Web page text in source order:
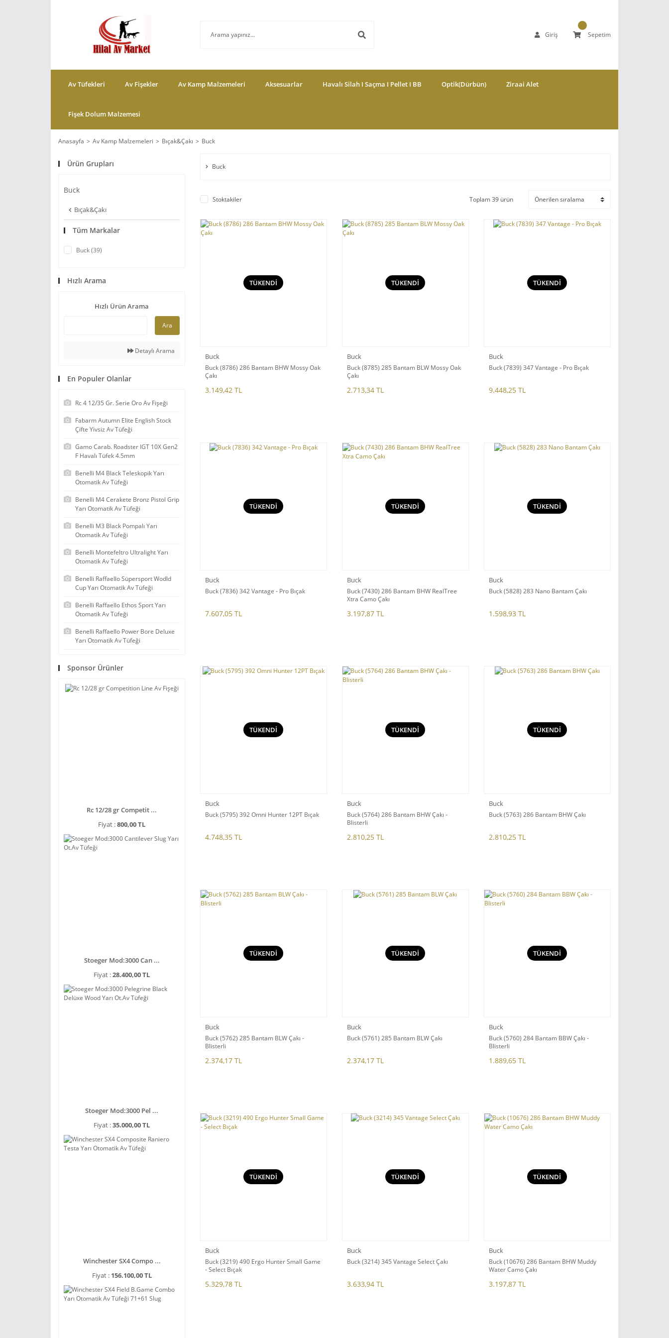
Giriş Sepetim
Av Tüfekleri Av Fişekler Av Kamp Malzemeleri Aksesuarlar Havalı Silah I Saçma I Pellet I BB Optik(Dürbün) Ziraai Alet
Fişek Dolum Malzemesi
Anasayfa Av Kamp Malzemeleri Bıçak&Çakı Buck
Ürün Grupları
Buck
Bıçak&Çakı
Tüm Markalar
Buck (39)
Hızlı Arama
Hızlı Ürün Arama
Ara
Detaylı Arama
En Populer Olanlar
Rc 4 12/35 Gr. Serie Oro Av Fişeği
Fabarm Autumn Elite English Stock
Çifte Yivsiz Av Tüfeği
Gamo Carab. Roadster IGT 10X Gen2
F Havalı Tüfek 4.5mm
Benelli M4 Black Teleskopik Yarı
Otomatik Av Tüfeği
Benelli M4 Cerakete Bronz Pistol Grip
Yarı Otomatik Av Tüfeği
Benelli M3 Black Pompalı Yarı
Otomatik Av Tüfeği
Benelli Montefeltro Ultralight Yarı
Otomatik Av Tüfeği
Benelli Raffaello Süpersport Wodld
Cup Yarı Otomatik Av Tüfeği
Benelli Raffaello Ethos Sport Yarı
Otomatik Av Tüfeği
Benelli Raffaello Power Bore Deluxe
Yarı Otomatik Av Tüfeği
Sponsor Ürünler
Rc 12/28 gr Competit ...
Fiyat :800,00 TL
Stoeger Mod:3000 Can ...
Fiyat :28.400,00 TL
Stoeger Mod:3000 Pel ...
Fiyat :35.000,00 TL
Winchester SX4 Compo ...
Fiyat : 156.100,00 TL
Buck
Stoktakiler Toplam 39 ürün
TÜKENDİ
Buck
Buck (8786) 286 Bantam BHW Mossy Oak
Çakı
3.149,42 TL
TÜKENDİ
Buck
Buck (8785) 285 Bantam BLW Mossy Oak
Çakı
2.713,34 TL
TÜKENDİ
Buck
Buck (7839) 347 Vantage - Pro Bıçak
9.448,25 TL
TÜKENDİ
Buck
Buck (7836) 342 Vantage - Pro Bıçak
7.607,05 TL
TÜKENDİ
Buck
Buck (7430) 286 Bantam BHW RealTree
Xtra Camo Çakı
3.197,87 TL
TÜKENDİ
Buck
Buck (5828) 283 Nano Bantam Çakı
1.598,93 TL
TÜKENDİ
Buck
Buck (5795) 392 Omni Hunter 12PT Bıçak
4.748,35 TL
TÜKENDİ
Buck
Buck (5764) 286 Bantam BHW Çakı -
Blisterli
2.810,25 TL
TÜKENDİ
Buck
Buck (5763) 286 Bantam BHW Çakı
2.810,25 TL
TÜKENDİ
Buck
Buck (5762) 285 Bantam BLW Çakı -
Blisterli
2.374,17 TL
TÜKENDİ
Buck
Buck (5761) 285 Bantam BLW Çakı
2.374,17 TL
TÜKENDİ
Buck
Buck (5760) 284 Bantam BBW Çakı -
Blisterli
1.889,65 TL
TÜKENDİ
Buck
Buck (3219) 490 Ergo Hunter Small Game
- Select Bıçak
5.329,78 TL
TÜKENDİ
Buck
Buck (3214) 345 Vantage Select Çakı
3.633,94 TL
TÜKENDİ
Buck
Buck (10676) 286 Bantam BHW Muddy
Water Camo Çakı
3.197,87 TL